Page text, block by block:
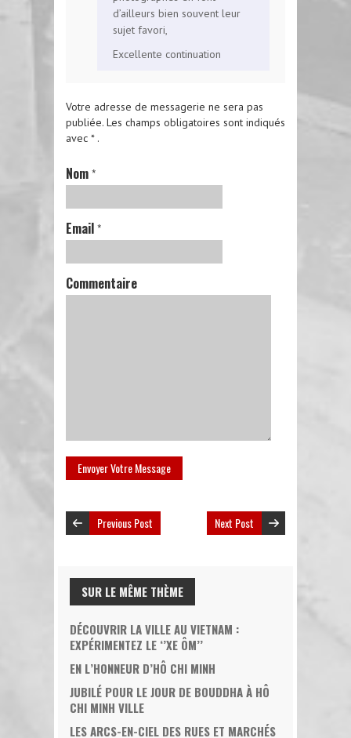
d’ailleurs bien souvent leur
sujet favori,
Excellente continuation
Votre adresse de messagerie ne sera pas
publiée. Les champs obligatoires sont indiqués
avec * .
Nom *
Email *
Commentaire
Previous Post Next Post
SUR LE MÊME THÈME
DÉCOUVRIR LA VILLE AU VIETNAM :
EXPÉRIMENTEZ LE ‘’XE ÔM’’
EN L’HONNEUR D’HÔ CHI MINH
JUBILÉ POUR LE JOUR DE BOUDDHA À HÔ
CHI MINH VILLE
LES ARCS-EN-CIEL DES RUES ET MARCHÉS